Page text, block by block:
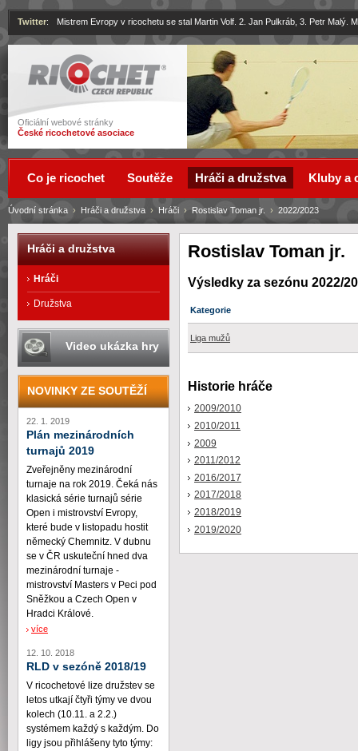
Ricochet
Oficiální webové stránky
České ricochetové asociace
Twitter: Mistrem Evropy v ricochetu se stal Martin Volf. 2. Jan Pulkráb, 3. Petr Malý.
Rostislav Toman jr.
Výsledky za sezónu 2022/
Kategorie
Liga mužů
Historie hráče
2009/2010
2010/2011
2009
2011/2012
2016/2017
2017/2018
2018/2019
2019/2020
Úvodní stránka › Hráči a družstva › Hráči › Rostislav Toman jr. › 2022/2023
Co je ricochet Soutěže Hráči a družstva Kluby a
Hráči a družstva
Hráči
Družstva
Video ukázka hry
NOVINKY ZE SOUTĚŽÍ
22. 1. 2019
Plán mezinárodních
turnajů 2019
Zveřejněny mezinárodní
turnaje na rok 2019. Čeká nás
klasická série turnajů série
Open i mistrovství Evropy,
které bude v listopadu hostit
německý Chemnitz. V dubnu
se v ČR uskuteční hned dva
mezinárodní turnaje -
mistrovství Masters v Peci pod
Sněžkou a Czech Open v
Hradci Králové.
více
12. 10. 2018
RLD v sezóně 2018/19
V ricochetové lize družstev se
letos utkají čtyři týmy ve dvou
kolech (10.11. a 2.2.)
systémem každý s každým. Do
ligy jsou přihlášeny tyto týmy: